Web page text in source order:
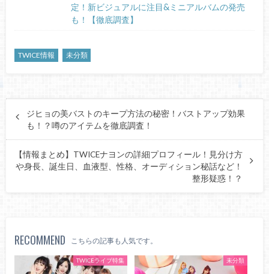
定！新ビジュアルに注目&ミニアルバムの発売
も！【徹底調査】
TWICE情報 未分類
ジヒョの美バストのキープ方法の秘密！バストアップ効果
も！？噂のアイテムを徹底調査！
【情報まとめ】TWICEナヨンの詳細プロフィール！見分け方
や身長、誕生日、血液型、性格、オーディション秘話など！
整形疑惑！？
RECOMMEND こちらの記事も人気です。
TWICEライブ特集 未分類